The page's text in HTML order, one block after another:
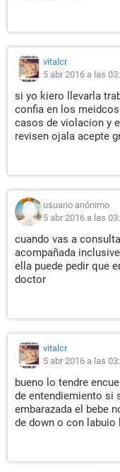
vitalcr
5 abr 2016 a las
si yo kiero llevarla
confia en los
casos de violacion y
revisen ojala acepte
usuario anónimo
5 abr 2016 a las
cuando vas a
acompañada
ella puede pedir que
doctor
vitalcr
5 abr 2016 a las
bueno lo tendre
de entendiemiento si
embarazada el bebe
de down o con labuio